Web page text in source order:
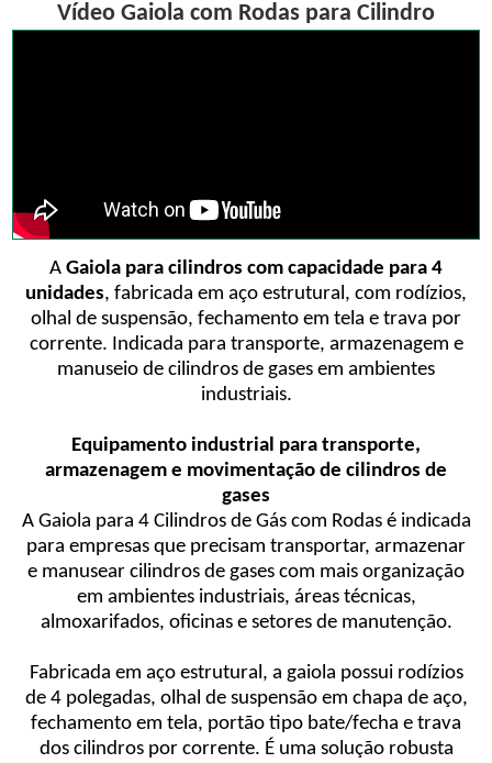
Vídeo Gaiola com Rodas para Cilindro
A Gaiola para cilindros com capacidade para 4
unidades, fabricada em aço estrutural, com rodízios,
olhal de suspensão, fechamento em tela e trava por
corrente. Indicada para transporte, armazenagem e
manuseio de cilindros de gases em ambientes
industriais.
Equipamento industrial para transporte,
armazenagem e movimentação de cilindros de
gases
A Gaiola para 4 Cilindros de Gás com Rodas é indicada
para empresas que precisam transportar, armazenar
e manusear cilindros de gases com mais organização
em ambientes industriais, áreas técnicas,
almoxarifados, oficinas e setores de manutenção.
Fabricada em aço estrutural, a gaiola possui rodízios
de 4 polegadas, olhal de suspensão em chapa de aço,
fechamento em tela, portão tipo bate/fecha e trava
dos cilindros por corrente. É uma solução robusta